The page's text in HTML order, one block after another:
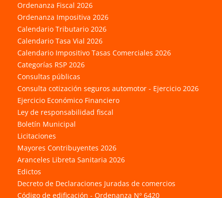
Ordenanza Fiscal 2026
Ordenanza Impositiva 2026
Calendario Tributario 2026
Calendario Tasa Vial 2026
Calendario Impositivo Tasas Comerciales 2026
Categorías RSP 2026
Consultas públicas
Consulta cotización seguros automotor - Ejercicio 2026
Ejercicio Económico Financiero
Ley de responsabilidad fiscal
Boletín Municipal
Licitaciones
Mayores Contribuyentes 2026
Aranceles Libreta Sanitaria 2026
Edictos
Decreto de Declaraciones Juradas de comercios
Código de edificación - Ordenanza Nº 6420